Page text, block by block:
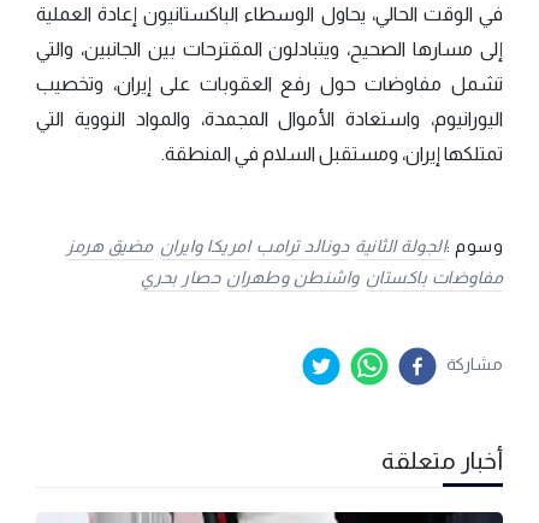
في الوقت الحالي، يحاول الوسطاء الباكستانيون إعادة العملية
إلى مسارها الصحيح، ويتبادلون المقترحات بين الجانبين، والتي
تشمل مفاوضات حول رفع العقوبات على إيران، وتخصيب
اليورانيوم، واستعادة الأموال المجمدة، والمواد النووية التي
تمتلكها إيران، ومستقبل السلام في المنطقة.
وسوم :الجولة الثانية دونالد ترامب امريكا وايران مضيق هرمز
مفاوضات باكستان واشنطن وطهران حصار بحري
مشاركة
أخبار متعلقة